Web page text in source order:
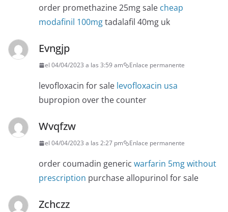
order promethazine 25mg sale cheap
modafinil 100mgtadalafil 40mg uk
Evngjp
el 04/04/2023 a las 3:59 am Enlace permanente
levofloxacin for sale levofloxacin usa
bupropion over the counter
Wvqfzw
el 04/04/2023 a las 2:27 pm Enlace permanente
order coumadin generic warfarin 5mg without
prescription purchase allopurinol for sale
Zchczz